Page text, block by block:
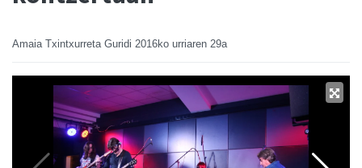
Amaia Txintxurreta Guridi 2016ko urriaren 29a